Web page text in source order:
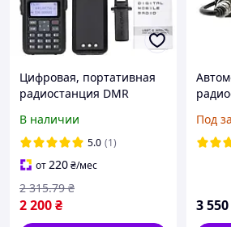
Цифровая, портативная
радиостанция DMR
В наличии
5.0 (1)
от220₴/мес
2 200₴
2 315.79 ₴
Под
3 550